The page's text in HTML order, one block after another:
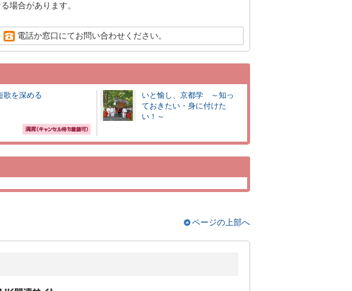
場合があります。
電話か窓口にてお問い合わせください。
歌を深める
いと愉し、京都学 ～知っ
ておきたい・身に付けた
い！～
ページの上部へ